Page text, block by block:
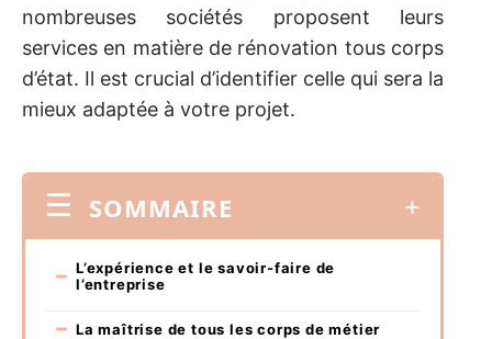
nombreuses sociétés proposent leurs
services en matière de rénovation tous corps
d’état. Il est crucial d’identifier celle qui sera la
mieux adaptée à votre projet.
SOMMAIRE
L’expérience et le savoir-faire de
l’entreprise
La maîtrise de tous les corps de métier